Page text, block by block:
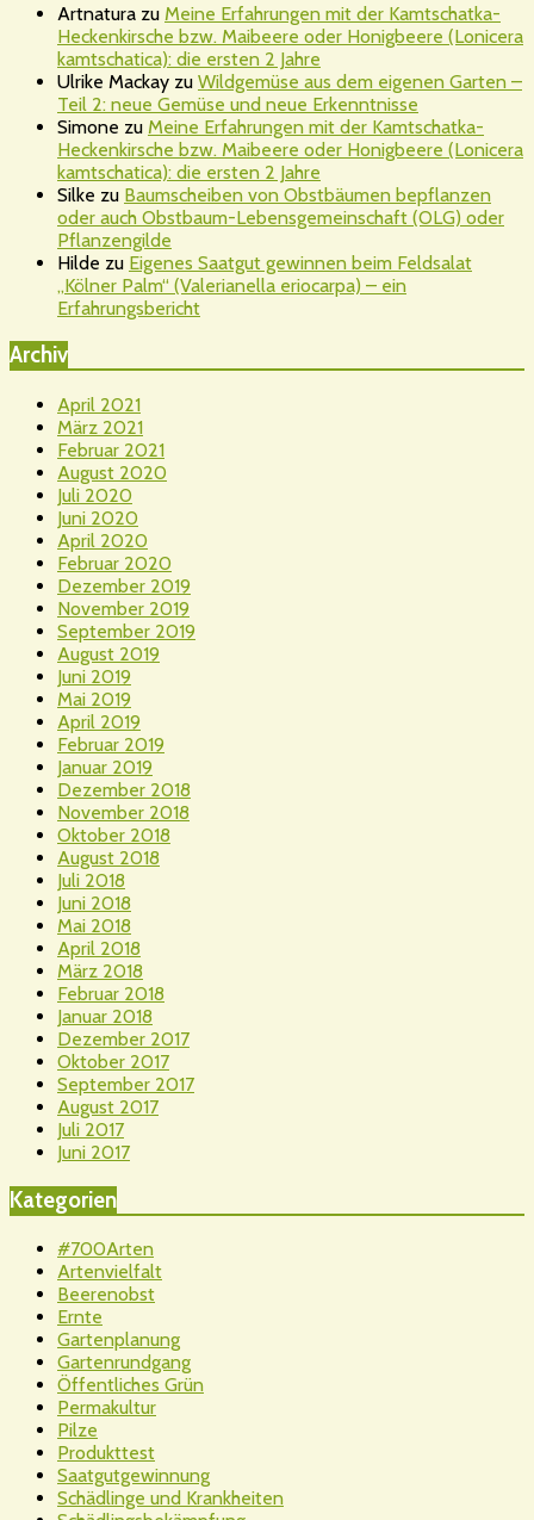
Artnatura zu Meine Erfahrungen mit der Kamtschatka-
Heckenkirsche bzw. Maibeere oder Honigbeere (Lonicera
kamtschatica): die ersten 2 Jahre
Ulrike Mackay zu Wildgemüse aus dem eigenen Garten –
Teil 2: neue Gemüse und neue Erkenntnisse
Simone zu Meine Erfahrungen mit der Kamtschatka-
Heckenkirsche bzw. Maibeere oder Honigbeere (Lonicera
kamtschatica): die ersten 2 Jahre
Silke zu Baumscheiben von Obstbäumen bepflanzen
oder auch Obstbaum-Lebensgemeinschaft (OLG) oder
Pflanzengilde
Hilde zu Eigenes Saatgut gewinnen beim Feldsalat
„Kölner Palm“ (Valerianella eriocarpa) – ein
Erfahrungsbericht
Archiv
April 2021
März 2021
Februar 2021
August 2020
Juli 2020
Juni 2020
April 2020
Februar 2020
Dezember 2019
November 2019
September 2019
August 2019
Juni 2019
Mai 2019
April 2019
Februar 2019
Januar 2019
Dezember 2018
November 2018
Oktober 2018
August 2018
Juli 2018
Juni 2018
Mai 2018
April 2018
März 2018
Februar 2018
Januar 2018
Dezember 2017
Oktober 2017
September 2017
August 2017
Juli 2017
Juni 2017
Kategorien
#700Arten
Artenvielfalt
Beerenobst
Ernte
Gartenplanung
Gartenrundgang
Öffentliches Grün
Permakultur
Pilze
Produkttest
Saatgutgewinnung
Schädlinge und Krankheiten